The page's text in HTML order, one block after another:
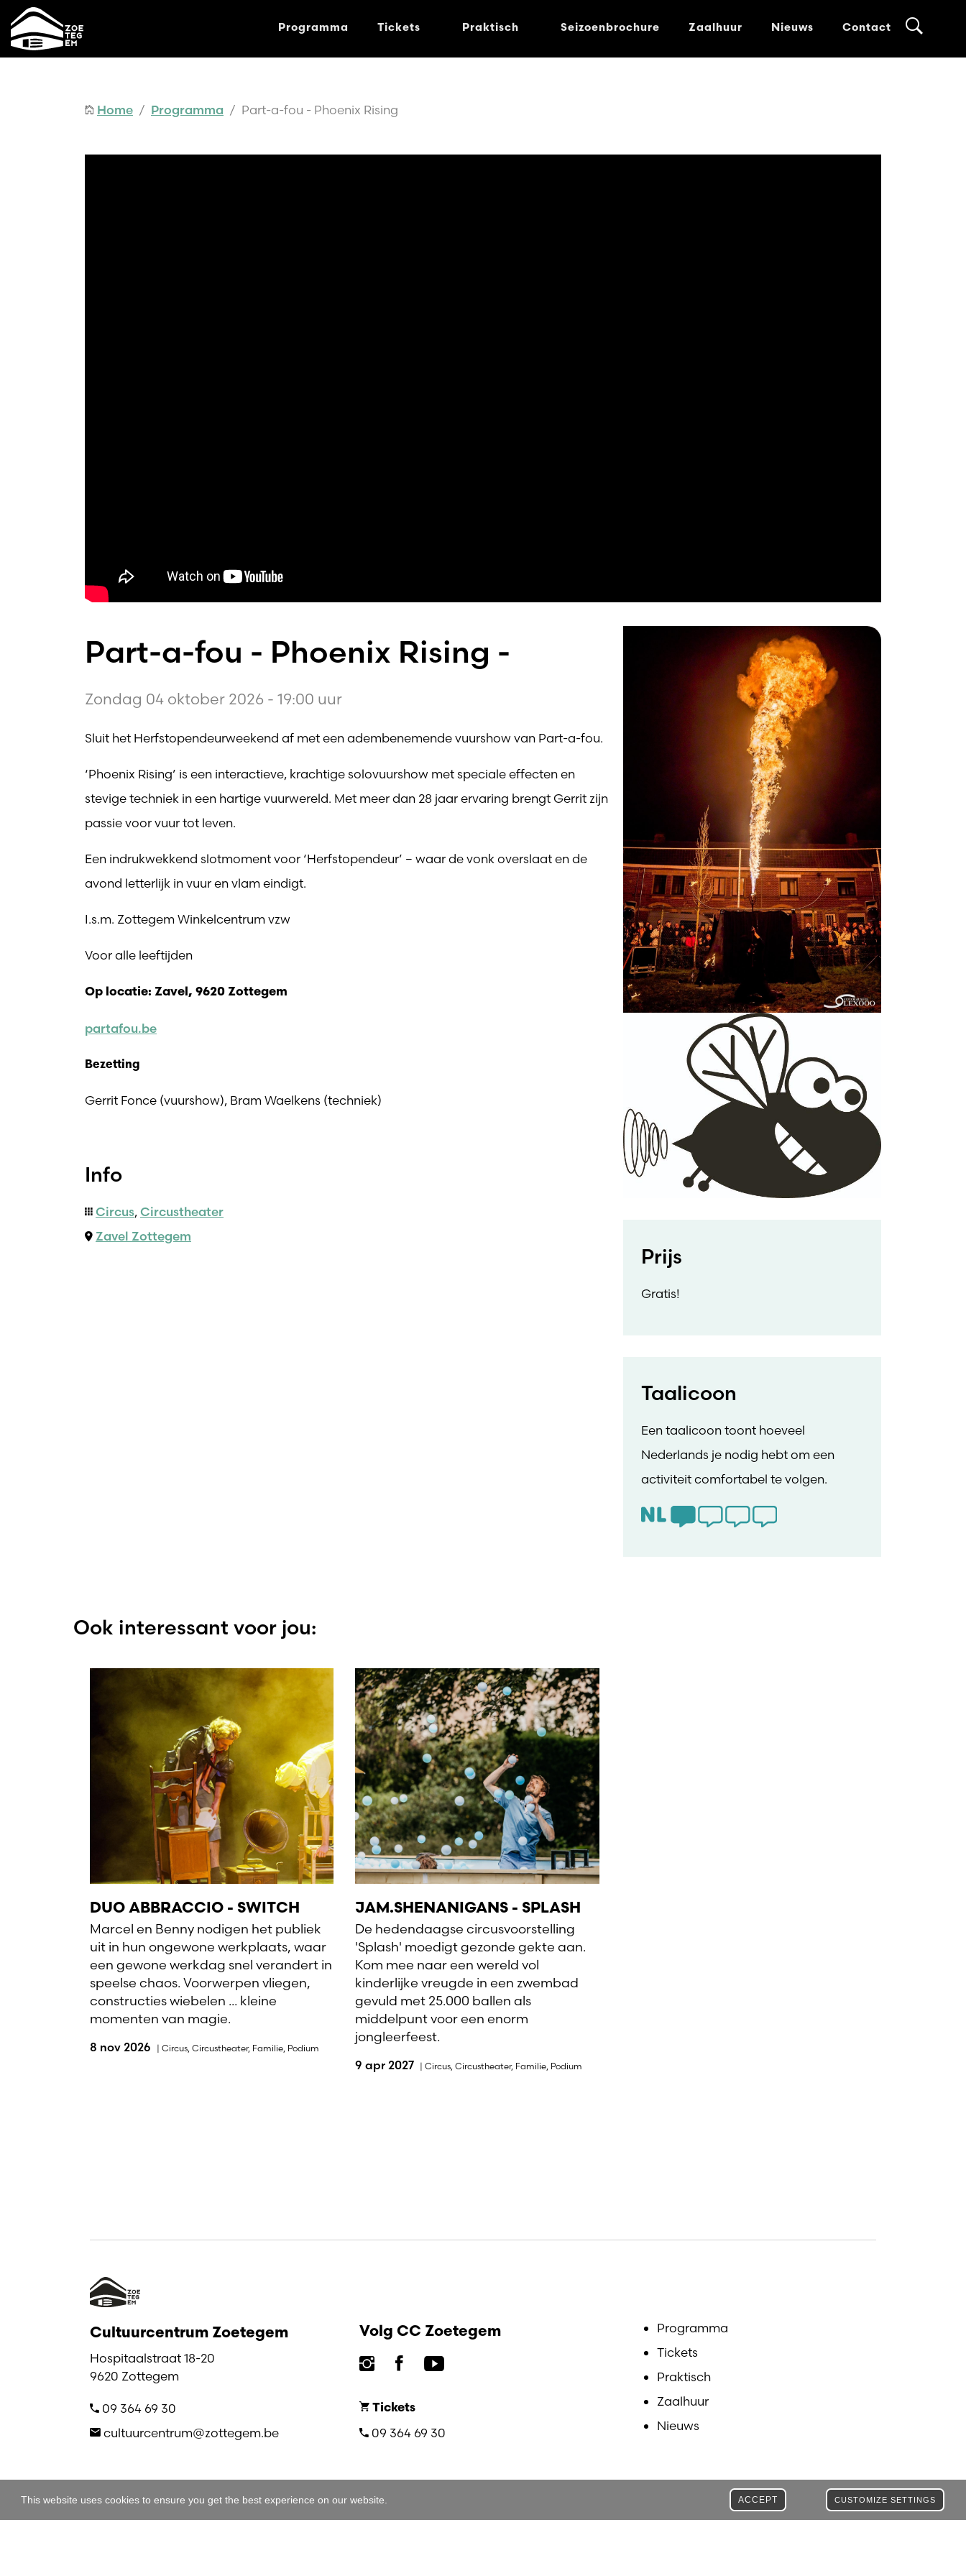
This website uses cookies to ensure you get the best experience on our website. CUSTOMIZE SETTINGS
ACCEPT
Programma Tickets Praktisch Seizoenbrochure Zaalhuur Nieuws Contact
Home / Programma / Part-a-fou - Phoenix Rising
Part-a-fou - Phoenix Rising -
Zondag 04 oktober 2026 - 19:00 uur
Sluit het Herfstopendeurweekend af met een adembenemende vuurshow van Part-a-fou.
‘Phoenix Rising’ is een interactieve, krachtige solovuurshow met speciale effecten en
stevige techniek in een hartige vuurwereld. Met meer dan 28 jaar ervaring brengt Gerrit zijn
passie voor vuur tot leven.
Een indrukwekkend slotmoment voor ‘Herfstopendeur’ – waar de vonk overslaat en de
avond letterlijk in vuur en vlam eindigt.
I.s.m. Zottegem Winkelcentrum vzw
Voor alle leeftijden
Op locatie: Zavel, 9620 Zottegem
partafou.be
Bezetting
Gerrit Fonce (vuurshow), Bram Waelkens (techniek)
Info
Circus,Circustheater
Zavel Zottegem
Prijs
Gratis!
Taalicoon
Een taalicoon toont hoeveel
Nederlands je nodig hebt om een
activiteit comfortabel te volgen.
Ook interessant voor jou:
DUO ABBRACCIO - SWITCH
Marcel en Benny nodigen het publiek
uit in hun ongewone werkplaats, waar
een gewone werkdag snel verandert in
speelse chaos. Voorwerpen vliegen,
constructies wiebelen ... kleine
momenten van magie.
8 nov 2026 | Circus, Circustheater, Familie, Podium
JAM.SHENANIGANS - SPLASH
De hedendaagse circusvoorstelling
'Splash' moedigt gezonde gekte aan.
Kom mee naar een wereld vol
kinderlijke vreugde in een zwembad
gevuld met 25.000 ballen als
middelpunt voor een enorm
jongleerfeest.
9 apr 2027 |Circus,Circustheater, Familie, Podium
Cultuurcentrum Zoetegem
Hospitaalstraat 18-20
9620 Zottegem
09 364 69 30
cultuurcentrum@zottegem.be
Volg CC Zoetegem
Tickets
09 364 69 30
Programma
Tickets
Praktisch
Zaalhuur
Nieuws